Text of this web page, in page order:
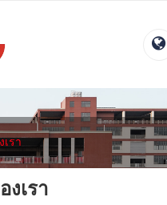
รา
เรา